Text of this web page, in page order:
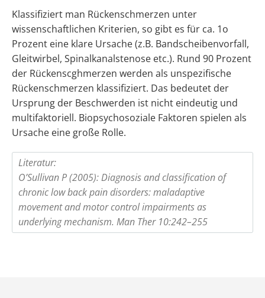
Klassifiziert man Rückenschmerzen unter
wissenschaftlichen Kriterien, so gibt es für ca. 1o
Prozent eine klare Ursache (z.B. Bandscheibenvorfall,
Gleitwirbel, Spinalkanalstenose etc.). Rund 90 Prozent
der Rückenscghmerzen werden als unspezifische
Rückenschmerzen klassifiziert. Das bedeutet der
Ursprung der Beschwerden ist nicht eindeutig und
multifaktoriell. Biopsychosoziale Faktoren spielen als
Ursache eine große Rolle.
Literatur:
O’Sullivan P (2005): Diagnosis and classification of
chronic low back pain disorders: maladaptive
movement and motor control impairments as
underlying mechanism. Man Ther 10:242–255